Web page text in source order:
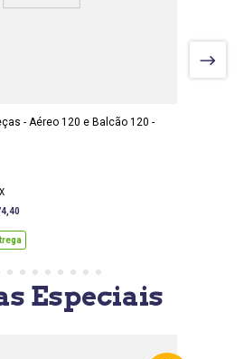
- Aéreo 120 e Balcão 120 -
, 40
Especiais